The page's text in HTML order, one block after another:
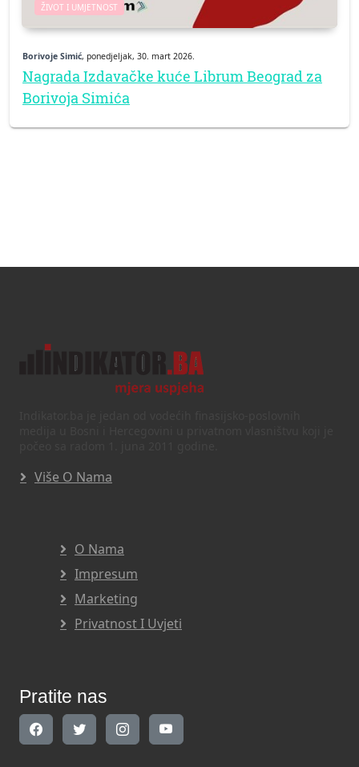
ŽIVOT I UMJETNOST
Borivoje Simić, ponedjeljak, 30. mart 2026.
Nagrada Izdavačke kuće Librum Beograd za
Borivoja Simića
Više O Nama
O Nama
Impresum
Marketing
Privatnost I Uvjeti
Pratite nas